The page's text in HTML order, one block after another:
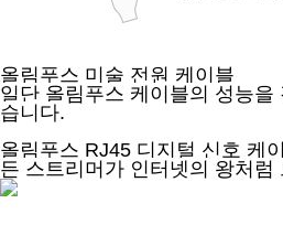
올림푸스 미술 전원 케이블
일단 올림푸스 케이블의 성능을
습니다.
올림푸스 RJ45 디지털 신호 케
든 스트리머가 인터넷의 왕처럼